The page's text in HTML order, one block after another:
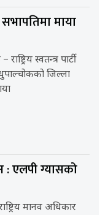
माया
स्वतन्त्र पार्टी
जिल्ला
: एलपी ग्यासको
मानव अधिकार